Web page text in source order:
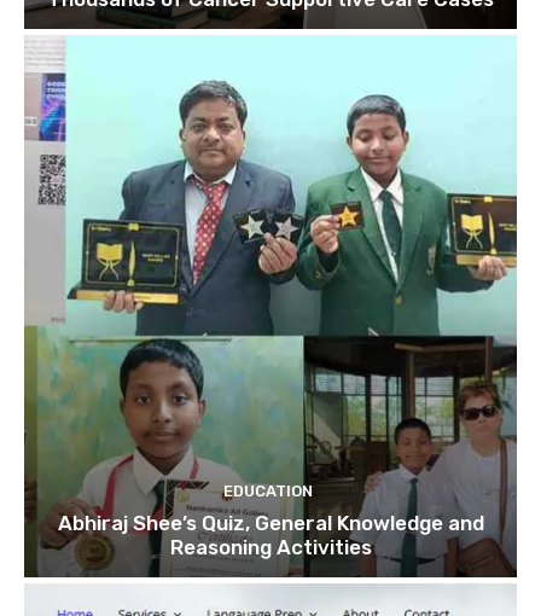
EDUCATION
Abhiraj Shee’s Quiz, General Knowledge and
Reasoning Activities